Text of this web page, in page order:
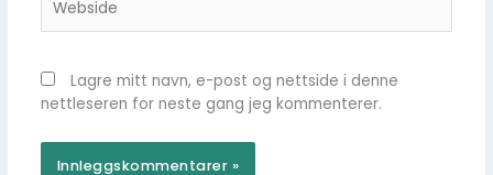
Lagre mitt navn, e-post og nettside i denne
nettleseren for neste gang jeg kommenterer.